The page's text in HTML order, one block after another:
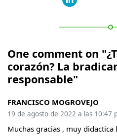
One comment on
corazón? La
responsable"
FRANCISCO MOGROVEJO
19 de agosto de 2022 a las 10:47
Muchas gracias , muy didactica